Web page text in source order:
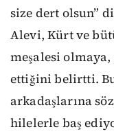
size dert olsun”
Alevi, Kürt ve
meşalesi
ettiğini belirtti.
arkadaşlarına
hilelerle baş